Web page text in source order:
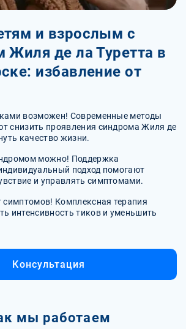
и взрослым с
Жиля де ла Туретта в
избавление от
возможен! Современные методы
снизить проявления синдрома Жиля де
качество жизни.
можно! Поддержка
подход помогают
и управлять симптомами.
симптомов! Комплексная терапия
интенсивность тиков и уменьшить
Консультация
мы работаем